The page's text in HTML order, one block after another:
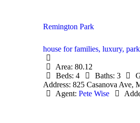
Remington Park
house for families, luxury,
Area: 80.12
Beds: 4 Baths: 3
Address: 825 Casanova Ave,
Agent: Pete Wise